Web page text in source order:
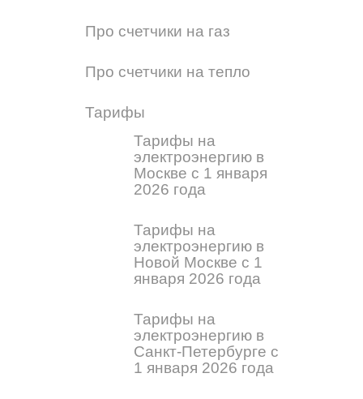
Про счетчики на газ
Про счетчики на тепло
Тарифы
Тарифы на
электроэнергию в
Москве с 1 января
2026 года
Тарифы на
электроэнергию в
Новой Москве с 1
января 2026 года
Тарифы на
электроэнергию в
Санкт-Петербурге с
1 января 2026 года